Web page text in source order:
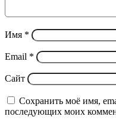
Имя *
Email *
Сайт
Сохранить моё имя,
последующих моих